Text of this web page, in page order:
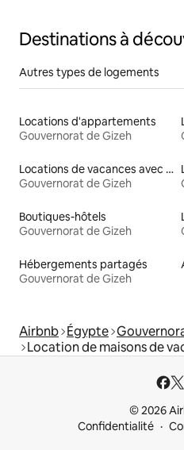
Destinations à
Autres types de logements
Locations d'appartements
Gouvernorat de Gizeh
Locations de vacances avec piscine
Gouvernorat de Gizeh
Boutiques-hôtels
Gouvernorat de Gizeh
Hébergements partagés
Gouvernorat de Gizeh
Airbnb Égypte
Location de maisons de
© 2026
Confidentialité